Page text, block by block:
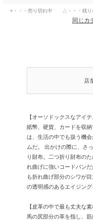
×・・・売り切れ中 △・・・残り
同じカ
店
【オーソドックスなアイ
紙幣、硬貨、カードを収
は、生活の中でも扱う機
ムだ。 出かけの際に、さ
り財布。二つ折り財布の
れ曲げに強いコードバン
も折れ曲げ部分のシワが
の透明感のあるエイジング
【皮革の中で最も丈夫な
馬の尻部分の革を指し、